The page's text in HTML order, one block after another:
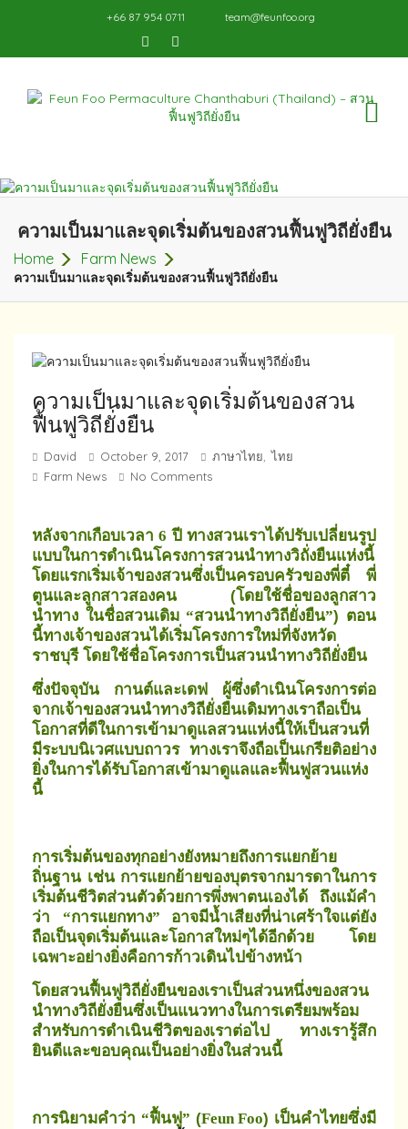
+66 87 954 0711 team@feunfoo.org
ความเป็นมาและจุดเริ่มต้นของสวนฟื้นฟูวิถียั่งยืน
Home Farm News
ความเป็นมาและจุดเริ่มต้นของสวนฟื้นฟูวิถียั่งยืน
ความเป็นมาและจุดเริ่มต้นของสวน
ฟื้นฟูวิถียั่งยืน
David October 9, 2017 ภาษาไทย, ไทย
Farm News
No Comments
หลังจากเกือบเวลา6 ปี ทางสวนเราได้ปรับเปลี่ยนรูป
แบบในการดำเนินโครงการสวนนำทางวิถั่งยืนแห่งนี้
โดยแรกเริ่มเจ้าของสวนซึ่งเป็นครอบครัวของพี่ตี๋ พี่
ตูนและลูกสาวสองคน (โดยใช้ชื่อของลูกสาว
นำทาง ในชื่อสวนเดิม“สวนนำทางวิถียั่งยืน”) ตอน
นี้ทางเจ้าของสวนได้เริ่มโครงการใหม่ที่จังหวัด
ราชบุรี โดยใช้ชื่อโครงการเป็นสวนนำทางวิถียั่งยืน
ซึ่งปัจจุบัน กานต์และเดฟ ผู้ซึ่งดำเนินโครงการต่อ
จากเจ้าของสวนนำทางวิถียั่งยืนเดิมทางเราถือเป็น
โอกาสที่ดีในการเข้ามาดูแลสวนแห่งนี้ให้เป็นสวนที่
มีระบบนิเวศแบบถาวร ทางเราจึงถือเป็นเกรียติอย่าง
ยิ่งในการได้รับโอกาสเข้ามาดูแลและฟื้นฟูสวนแห่ง
นี้
การเริ่มต้นของทุกอย่างยังหมายถึงการแยกย้าย
ถิ่นฐาน เช่น การแยกย้ายของบุตรจากมารดาในการ
เริ่มต้นชีวิตส่วนตัวด้วยการพึ่งพาตนเองได้
ถึงแม้คำ
ว่า “การแยกทาง” อาจมีน้ำเสียงที่น่าเศร้าใจแต่ยัง
ถือเป็นจุดเริ่มต้นและโอกาสใหม่ๆได้อีกด้วย โดย
เฉพาะอย่างยิ่งคือการก้าวเดินไปข้างหน้า
โดยสวนฟื้นฟูวิถียั่งยืนของเราเป็นส่วนหนึ่งของสวน
นำทางวิถียั่งยืนซึ่งเป็นแนวทางในการเตรียมพร้อม
สำหรับการดำเนินชีวิตของเราต่อไป ทางเรารู้สึก
ยินดีและขอบคุณเป็นอย่างยิ่งในส่วนนี้
การนิยามคำว่า “ฟื้นฟู” (Feun Foo) เป็นคำไทยซึ่งมี